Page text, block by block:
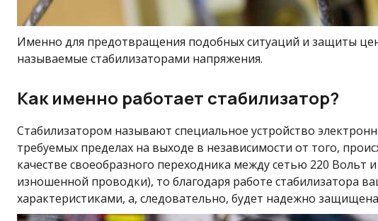
Именно для предотвращения подобных ситуаций и защиты
называемые стабилизаторами напряжения.
Как именно работает стабилизатор?
Стабилизатором называют специальное устройство
требуемых пределах на выходе в независимости от того,
качестве своеобразного переходника между сетью 220
изношенной проводки), то благодаря работе стабилизатора
характеристиками, а, следовательно, будет надежно